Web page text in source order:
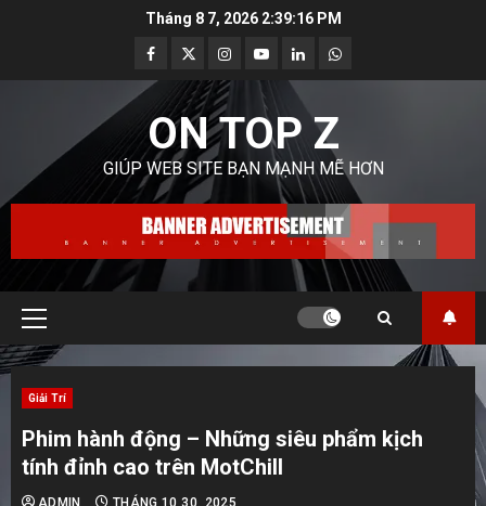
Tháng 8 7, 2026 2:39:18 PM
Facebook
TwitterInstagram
YoutubeLinkedinWhatsapp
ON TOP Z
GIÚP WEB SITE BẠN MẠNH MẼ HƠN
Primary
Menu
Giải Trí
Phim hành động – Những siêu phẩm kịch
tính đỉnh cao trên MotChill
ADMIN THÁNG 10 30, 2025